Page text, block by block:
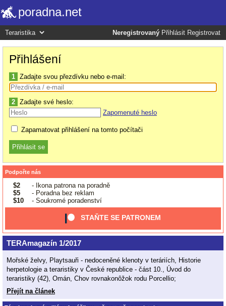
poradna.net
Neregistrovaný Přihlásit Registrovat
Přihlášení
1 Zadajte svou přezdívku nebo e-mail:
2 Zadajte své heslo:
Zapomenuté heslo
Zapamatovat přihlášení na tomto počítači
Podpořte nás
$2
- Ikona patrona na poradně
$5
- Poradna bez reklam
$10
- Soukromé poradenství
STAŇTE SE PATRONEM
TERAmagazín 1/2017
Mořské želvy, Playtsauři - nedoceněné klenoty v teráriích, Historie
herpetologie a teraristiky v České republice - část 10., Úvod do
teraristiky (42), Omán, Chov rovnakonôžok rodu Porcellio;
Přejít na článek